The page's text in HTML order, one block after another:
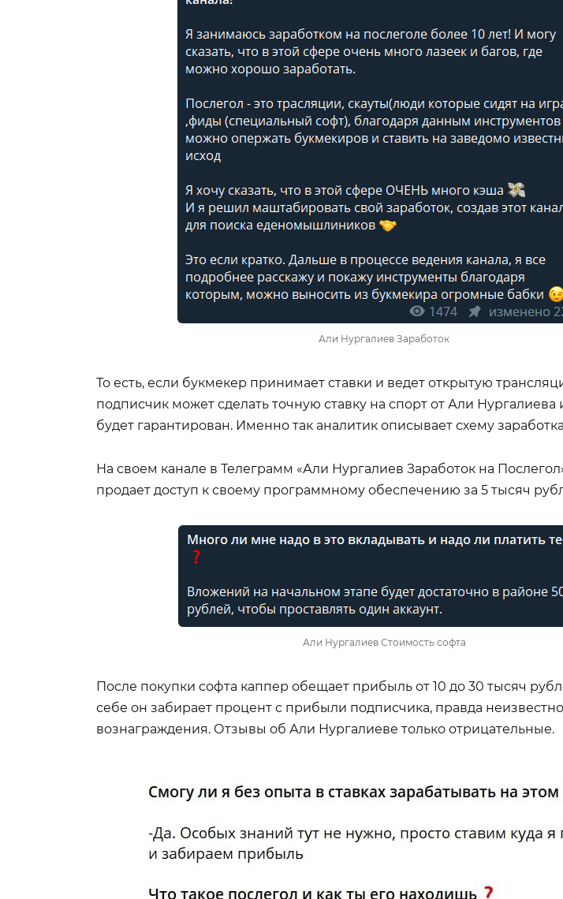
Али Нургалиев Заработок
То есть, если букмекер принимает ставки и ведет открытую
подписчик может сделать точную ставку на спорт от Али
будет гарантирован. Именно так аналитик описывает схему
На своем канале в Телеграмм «Али Нургалиев Заработок на
продает доступ к своему программному обеспечению за 5 тысяч
Али Нургалиев Стоимость софта
После покупки софта каппер обещает прибыль от 10 до 30 тысяч
себе он забирает процент с прибыли подписчика, правда
вознаграждения. Отзывы об Али Нургалиеве только отрицательные.